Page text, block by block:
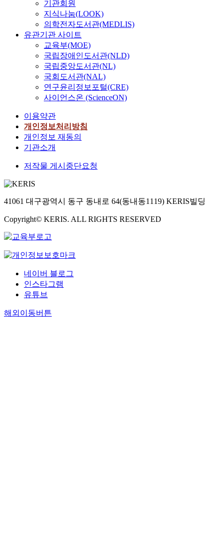
기관회원
지식나눔(LOOK)
의학전자도서관(MEDLIS)
유관기관 사이트
교육부(MOE)
국립장애인도서관(NLD)
국립중앙도서관(NL)
국회도서관(NAL)
연구윤리정보포털(CRE)
사이언스온 (ScienceON)
이용약관
개인정보처리방침
개인정보 재동의
기관소개
저작물 게시중단요청
41061 대구광역시 동구 동내로 64(동내동1119) KERIS빌딩
Copyright© KERIS. ALL RIGHTS RESERVED
네이버 블로그
인스타그램
유튜브
해외이동버튼